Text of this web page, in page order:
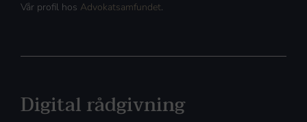
Vår profil hos Advokatsamfundet.
Digital rådgivning